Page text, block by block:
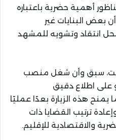
أهمية حضرية باعتباره
بعض البنايات غير
انتقاد وتشويه للمشهد
سبق وأن شغل منصب
على اطلاع دقيق
يمنح هذه الزيارة بعدًا عمليًا
ترتيب القضايا ذات
والاقتصادية للإقليم.